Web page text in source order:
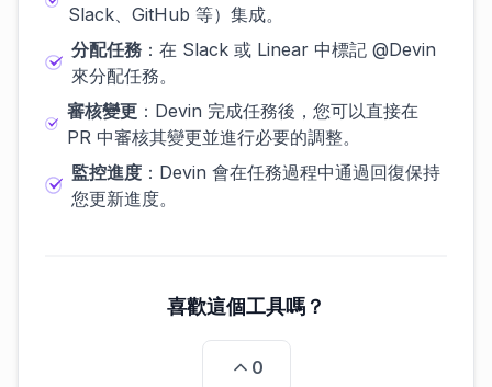
Slack、GitHub 等）集成。
分配任務：在 Slack 或 Linear 中標記 @Devin
來分配任務。
審核變更：Devin 完成任務後，您可以直接在
PR 中審核其變更並進行必要的調整。
監控進度：Devin 會在任務過程中通過回復保持
您更新進度。
喜歡這個工具嗎？
0